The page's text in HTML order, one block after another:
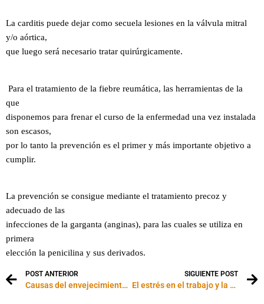
La carditis puede dejar como secuela lesiones en la válvula mitral
y/o aórtica,
que luego será necesario tratar quirúrgicamente.
Para el tratamiento de la fiebre reumática, las herramientas de la
que
disponemos para frenar el curso de la enfermedad una vez instalada
son escasos,
por lo tanto la prevención es el primer y más importante objetivo a
cumplir.
La prevención se consigue mediante el tratamiento precoz y
adecuado de las
infecciones de la garganta (anginas), para las cuales se utiliza en
primera
elección la penicilina y sus derivados.
POST ANTERIOR
Causas del envejecimiento: el rol de las hormonas
SIGUIENTE POST
El estrés en el trabajo y la salud